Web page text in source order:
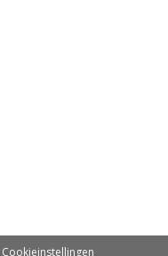
Cookieinstellingen